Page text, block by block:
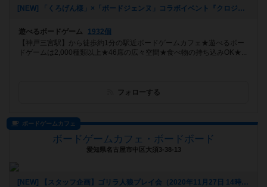
[NEW] 「くろげん様」×「ボードジェンヌ」コラボイベント『クロジェンヌ会』（2021年02月13日 14時21分）
遊べるボードゲーム
1932個
【神戸三宮駅】から徒歩約1分の駅近ボードゲームカフェ★遊べるボー
ドゲームは2,000種類以上★46席の広々空間★食べ物の持ち込みOK★...
フォローする
ボードゲームカフェ
ボードゲームカフェ・ボードボード
愛知県名古屋市中区大須3-38-13
[NEW] 【スタッフ企画】ゴリラ人狼プレイ会（2020年11月27日 14時27分）